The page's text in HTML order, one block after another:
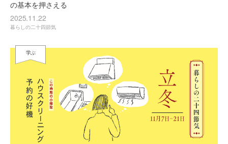
の基本を押さえる
2025.11.22
暮らしの二十四節気
学ぶ